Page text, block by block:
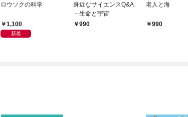
ロウソクの科学
1,100
新着
身近なサイエンスQ&A
－生命と宇宙
990
老人と海
990